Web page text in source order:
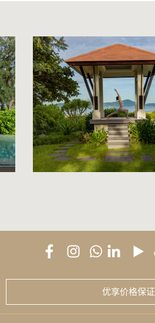
优享价格保证